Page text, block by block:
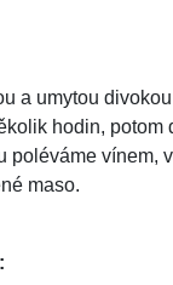
a umytou
hodin,
poléváme vínem,
maso.